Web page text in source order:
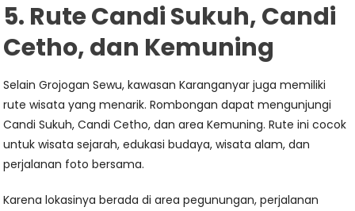
5. Rute Candi Sukuh, Candi
Cetho, dan Kemuning
Selain Grojogan Sewu, kawasan Karanganyar juga memiliki
rute wisata yang menarik. Rombongan dapat mengunjungi
Candi Sukuh, Candi Cetho, dan area Kemuning. Rute ini cocok
untuk wisata sejarah, edukasi budaya, wisata alam, dan
perjalanan foto bersama.
Karena lokasinya berada di area pegunungan, perjalanan